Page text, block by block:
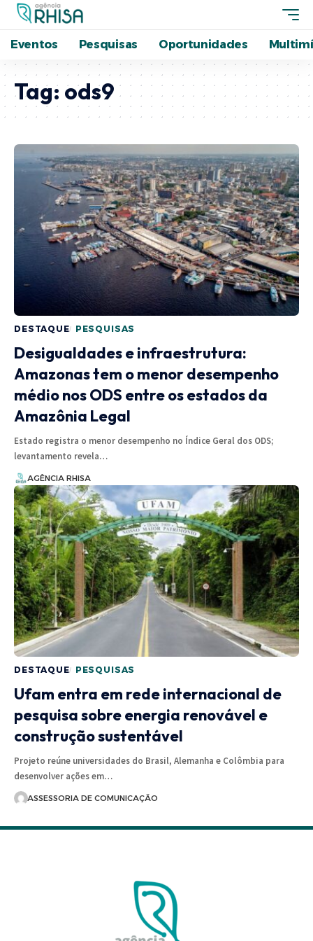
Eventos Pesquisas Oportunidades
Tag: ods9
DESTAQUE PESQUISAS
Desigualdades e infraestrutura:
Amazonas tem o menor desempenho
médio nos ODS entre os estados da
Amazônia Legal
Estado registra o menor desempenho no Índice Geral dos ODS;
levantamento revela…
AGÊNCIA RHISA
DESTAQUE PESQUISAS
Ufam entra em rede internacional de
pesquisa sobre energia renovável e
construção sustentável
Projeto reúne universidades do Brasil, Alemanha e Colômbia para
desenvolver ações em…
ASSESSORIA DE COMUNICAÇÃO